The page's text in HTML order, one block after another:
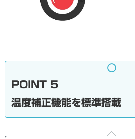
POINT 5
温度補正機能を標準搭載